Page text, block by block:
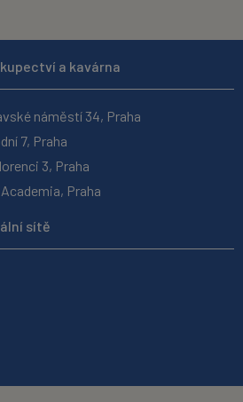
a kavárna
náměstí 34, Praha
7, Praha
3, Praha
Praha
sítě